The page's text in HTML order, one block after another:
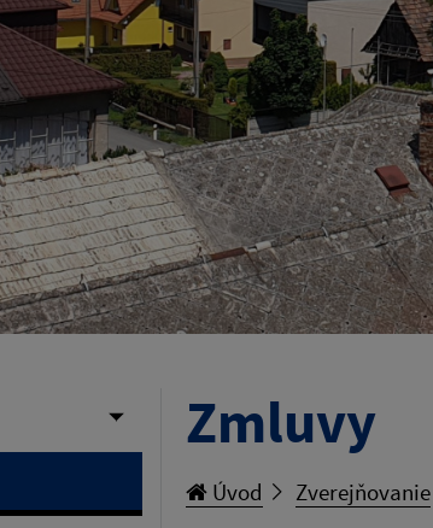
Zmluvy
Úvod Zverejňovanie